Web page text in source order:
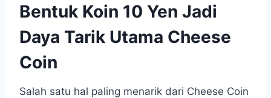
Bentuk Koin 10 Yen Jadi
Daya Tarik Utama Cheese
Coin
Salah satu hal paling menarik dari Cheese Coin